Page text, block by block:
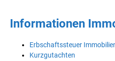
Informationen
Erbschaftssteuer
Kurzgutachten